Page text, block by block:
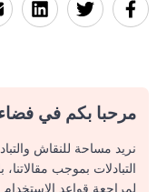
مرحبا بكم في فضاء
نريد مساحة للنقاش
التبادلات بموجب
لمراجعة قواعد الاستخدام